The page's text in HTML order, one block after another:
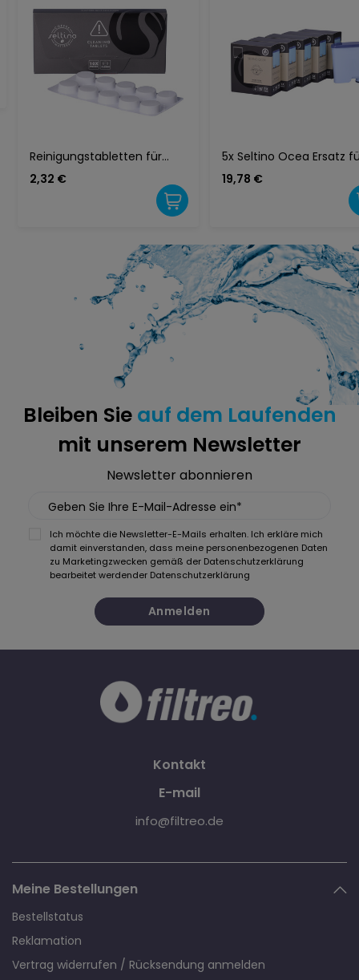
Reinigungstabletten für
Kaffeevollautomaten,
Seltino Clean
2,32 €
5x Seltino Ocea Ersatz
Philips Saeco CA6903
Clean
19,78 €
Bleiben Sie auf dem Laufenden
mit unserem Newsletter
Newsletter abonnieren
Geben Sie Ihre E-Mail-Adresse ein*
Ich möchte die Newsletter-E-Mails erhalten. Ich erkläre mich
damit einverstanden, dass meine personenbezogenen Daten
zu Marketingzwecken gemäß der Datenschutzerklärung
bearbeitet werdender Datenschutzerklärung
Anmelden
Kontakt
E-mail
info@filtreo.de
Meine Bestellungen
Bestellstatus
Reklamation
Vertrag widerrufen / Rücksendung anmelden